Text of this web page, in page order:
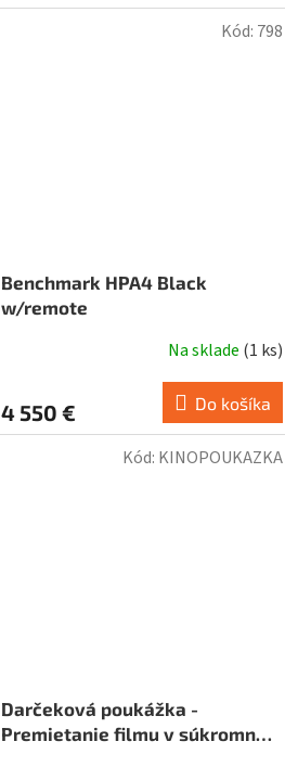
Benchmark HPA4 Black
w/remote
Na sklade (1 ks)
4 550 € Do košíka
Kód: 798
Darčeková poukážka -
Premietanie filmu v súkromnom
Kód: KINOPOUKAZKA